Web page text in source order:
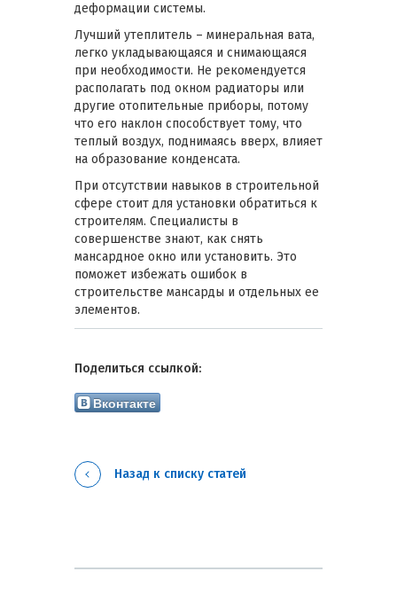
деформации системы.
Лучший утеплитель – минеральная вата,
легко укладывающаяся и снимающаяся
при необходимости. Не рекомендуется
располагать под окном радиаторы или
другие отопительные приборы, потому
что его наклон способствует тому, что
теплый воздух, поднимаясь вверх, влияет
на образование конденсата.
При отсутствии навыков в строительной
сфере стоит для установки обратиться к
строителям. Специалисты в
совершенстве знают, как снять
мансардное окно или установить. Это
поможет избежать ошибок в
строительстве мансарды и отдельных ее
элементов.
Назад к списку статей
Вконтакте
Поделиться ссылкой: